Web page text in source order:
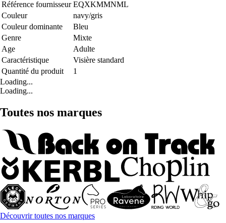
Référence fournisseur EQXKMMNML
Couleur
navy/gris
Couleur dominante
Bleu
Genre
Mixte
Age
Adulte
Caractéristique
Visière standard
Quantité du produit
1
Loading...
Loading...
Toutes nos marques
Découvrir toutes nos marques